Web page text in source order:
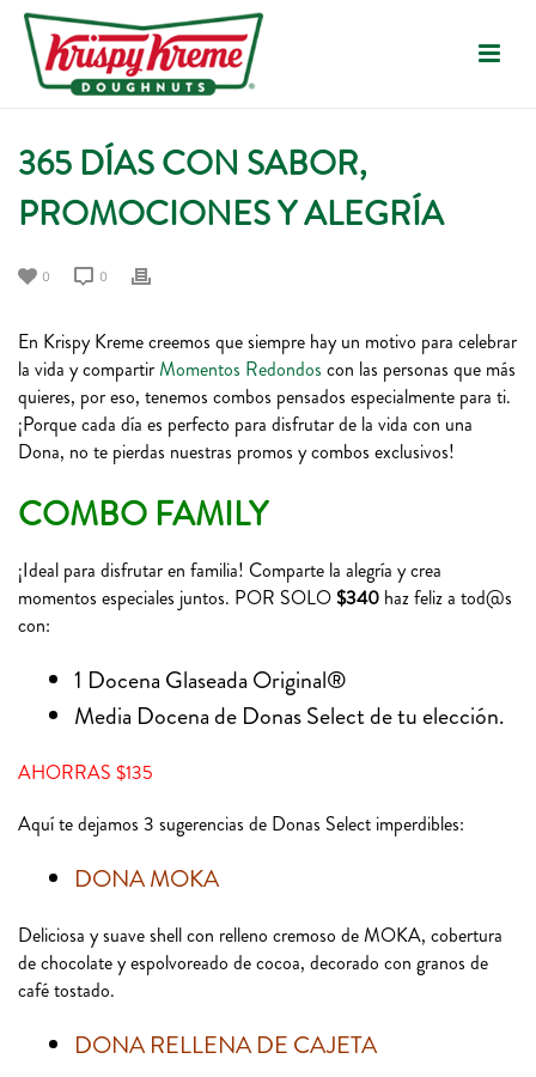
365 DÍAS CON SABOR,
PROMOCIONES Y ALEGRÍA
0 0
En Krispy Kreme creemos que siempre hay un motivo para celebrar
la vida y compartir Momentos Redondos con las personas que más
quieres, por eso, tenemos combos pensados especialmente para ti.
¡Porque cada día es perfecto para disfrutar de la vida con una
Dona, no te pierdas nuestras promos y combos exclusivos!
COMBO FAMILY
¡Ideal para disfrutar en familia! Comparte la alegría y crea
momentos especiales juntos. POR SOLO$340 haz feliz a tod@s
con:
1 Docena Glaseada Original®
Media Docena de Donas Select de tu elección.
AHORRAS $135
Aquí te dejamos 3 sugerencias de Donas Select imperdibles:
DONA MOKA
Deliciosa y suave shell con relleno cremoso de MOKA, cobertura
de chocolate y espolvoreado de cocoa, decorado con granos de
café tostado.
DONA RELLENA DE CAJETA